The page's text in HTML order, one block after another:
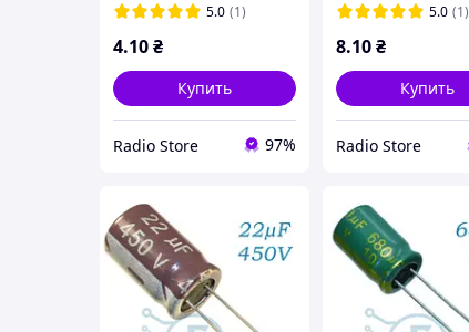
5.0 (1)
4.10₴
Купить
Radio Store 97%
5.0 (1)
8.10₴
Купить
Radio Store